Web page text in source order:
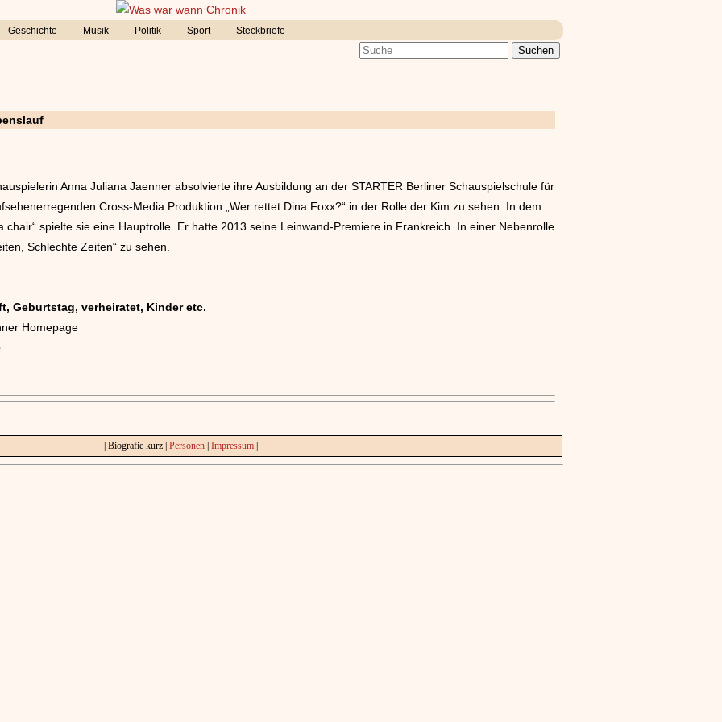
Geschichte Musik Politik Sport Steckbriefe
Anna Juliana Jaenner absolvierte ihre Ausbildung an der STARTER Berliner Schauspielschule für
Cross-Media Produktion „Wer rettet Dina Foxx?“ in der Rolle der Kim zu sehen. In dem
chair“ spielte sie eine Hauptrolle. Er hatte 2013 seine Leinwand-Premiere in Frankreich. In einer Nebenrolle
Schlechte Zeiten“ zu sehen.
Geburtstag, verheiratet, Kinder etc.
Homepage
| Biografie kurz | Personen| Impressum|